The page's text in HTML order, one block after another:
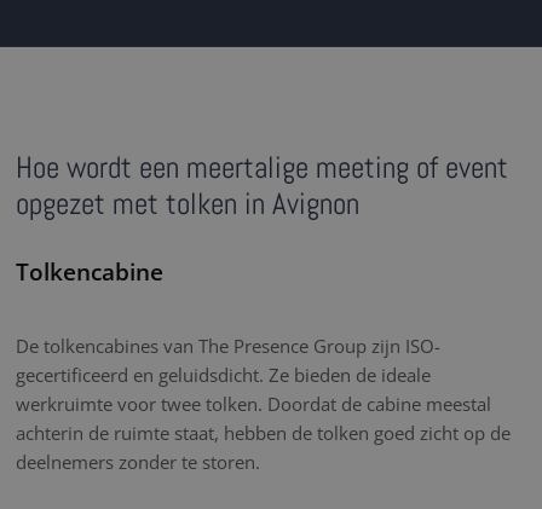
Hoe wordt een meertalige meeting of event
opgezet met tolken in Avignon
Tolkencabine
De tolkencabines van The Presence Group zijn ISO-
gecertificeerd en geluidsdicht. Ze bieden de ideale
werkruimte voor twee tolken. Doordat de cabine meestal
achterin de ruimte staat, hebben de tolken goed zicht op de
deelnemers zonder te storen.